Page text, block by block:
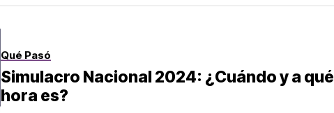
Qué Pasó
Simulacro Nacional 2024: ¿Cuándo y a qué
hora es?